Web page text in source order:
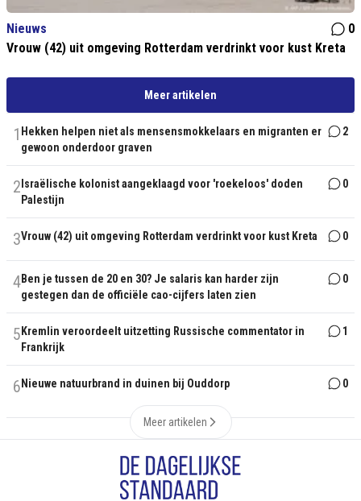
Nieuws
0
Vrouw (42) uit omgeving Rotterdam verdrinkt voor kust Kreta
Meer artikelen
1 Hekken helpen niet als mensensmokkelaars en migranten er
gewoon onderdoor graven
2
2 Israëlische kolonist aangeklaagd voor 'roekeloos' doden
Palestijn
0
3Vrouw (42) uit omgeving Rotterdam verdrinkt voor kust Kreta 0
4Ben je tussen de 20 en 30? Je salaris kan harder zijn
gestegen dan de officiële cao-cijfers laten zien
0
5 Kremlin veroordeelt uitzetting Russische commentator in
Frankrijk
1
6 Nieuwe natuurbrand in duinen bij Ouddorp 0
Meer artikelen